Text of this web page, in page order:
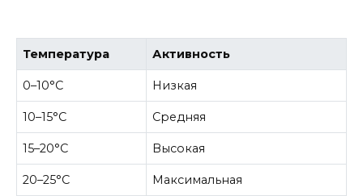
Температура Активность
0–10°C Низкая
10–15°C Средняя
15–20°C Высокая
20–25°C Максимальная